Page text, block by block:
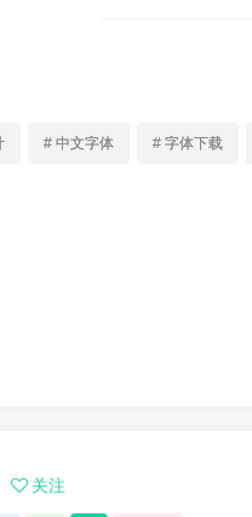
# 中文字体 # 字体下载
关注